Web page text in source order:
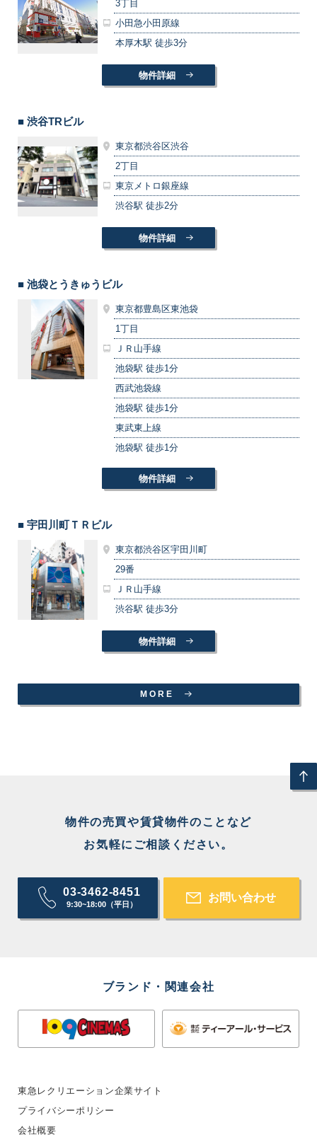
3丁目
小田急小田原線
本厚木駅 徒歩3分
物件詳細
■ 渋谷TRビル
東京都渋谷区渋谷
2丁目
東京メトロ銀座線
渋谷駅 徒歩2分
物件詳細
■ 池袋とうきゅうビル
東京都豊島区東池袋
1丁目
ＪＲ山手線
池袋駅 徒歩1分
西武池袋線
池袋駅 徒歩1分
東武東上線
池袋駅 徒歩1分
物件詳細
■ 宇田川町ＴＲビル
東京都渋谷区宇田川町
29番
ＪＲ山手線
渋谷駅 徒歩3分
物件詳細
MORE
物件の売買や賃貸物件のことなど
お気軽にご相談ください。
03-3462-8451
9:30~18:00（平日）
お問い合わせ
ブランド・関連会社
東急レクリエーション企業サイト
プライバシーポリシー
会社概要